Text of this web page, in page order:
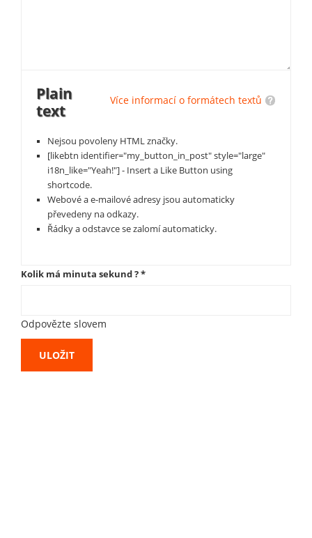
Více informací o formátech textů
Plain
text
Nejsou povoleny HTML značky.
[likebtn identifier="my_button_in_post" style="large"
i18n_like="Yeah!"] - Insert a Like Button using
shortcode.
Webové a e-mailové adresy jsou automaticky
převedeny na odkazy.
Řádky a odstavce se zalomí automaticky.
Kolik má minuta sekund ?*
Odpovězte slovem